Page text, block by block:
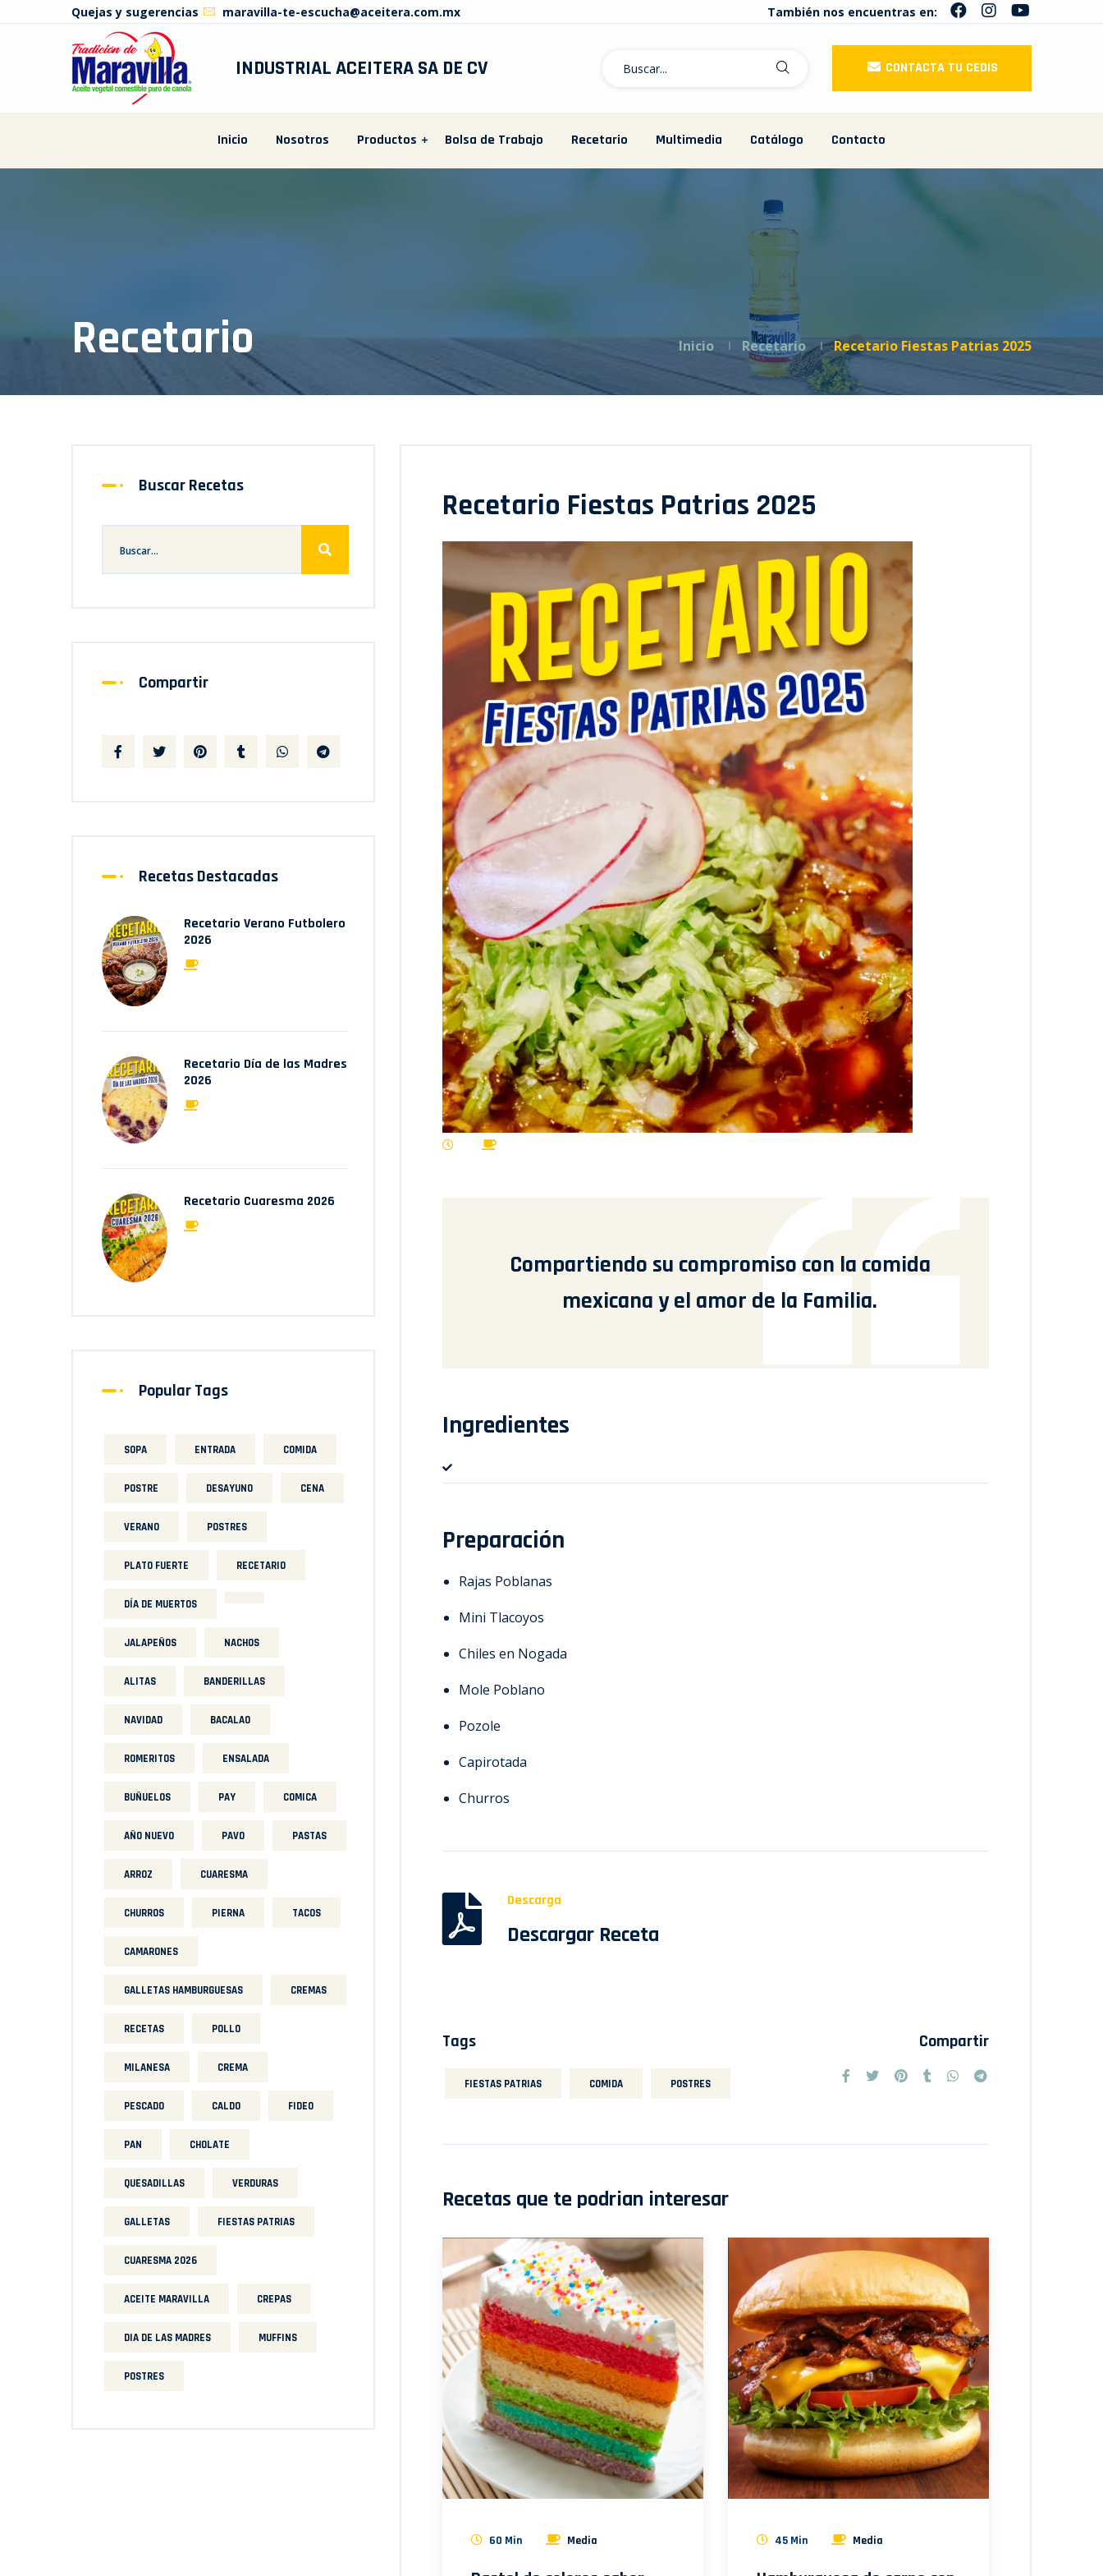
Quejas y sugerencias maravilla-te-escucha@aceitera.com.mx También nos encuentras en:
INDUSTRIAL ACEITERA SA DE CV CONTACTA TU CEDIS
Inicio Nosotros Productos Bolsa de Trabajo Recetario Multimedia Catálogo Contacto
Recetario Inicio Recetario Recetario Fiestas Patrias 2025
Recetario Fiestas Patrias 2025
Compartiendo su compromiso con la comida
mexicana y el amor de la Familia.
Ingredientes
Preparación
Rajas Poblanas
Mini Tlacoyos
Chiles en Nogada
Mole Poblano
Pozole
Capirotada
Churros
Descarga
Descargar Receta
Tags
FIESTAS PATRIAS COMIDA POSTRES
Compartir
Recetas que te podrian interesar
60 Min Media 45 Min Media
Buscar Recetas
Compartir
Recetas Destacadas
Recetario Verano Futbolero
2026
Recetario Día de las Madres
2026
Recetario Cuaresma 2026
Popular Tags
SOPA ENTRADA COMIDA
POSTRE DESAYUNO CENA
VERANO POSTRES
PLATO FUERTE RECETARIO
DÍA DE MUERTOS
JALAPEÑOS NACHOS
ALITAS BANDERILLAS
NAVIDAD BACALAO
ROMERITOS ENSALADA
BUÑUELOS PAY COMICA
AÑO NUEVO PAVO PASTAS
ARROZ CUARESMA
CHURROS PIERNA TACOS
CAMARONES
GALLETAS HAMBURGUESAS CREMAS
RECETAS POLLO
MILANESA CREMA
PESCADO CALDO FIDEO
PAN CHOLATE
QUESADILLAS VERDURAS
GALLETAS FIESTAS PATRIAS
CUARESMA 2026
ACEITE MARAVILLA CREPAS
DIA DE LAS MADRES MUFFINS
POSTRES